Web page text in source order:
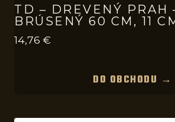
TD – DREVENÝ PRAH
BRÚSENÝ 60 CM, 11
14,76 €
DO OBCHODU →